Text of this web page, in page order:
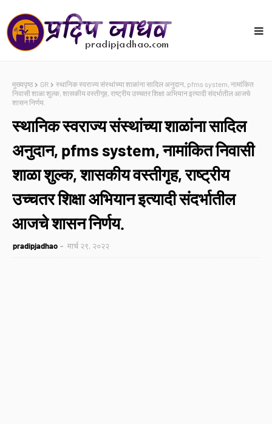
मुख्यपृष्ठ GR
स्थानिक स्वराज्य संस्थांच्या शाळांना सादिल अनुदान, pfms system, नामांकित
निवासी शाळा शुल्क, शासकीय वस्तीगृह, राष्ट्रीय उच्चतर शिक्षा अभियान इत्यादी संदर्भातील आजचे
शासन निर्णय.
स्थानिक स्वराज्य संस्थांच्या शाळांना सादिल
अनुदान, pfms system, नामांकित निवासी
शाळा शुल्क, शासकीय वस्तीगृह, राष्ट्रीय
उच्चतर शिक्षा अभियान इत्यादी संदर्भातील
आजचे शासन निर्णय.
pradipjadhao मार्च २९, २०२२